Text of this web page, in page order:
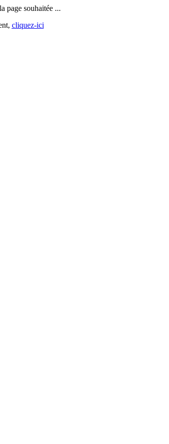
page souhaitée ...
cliquez-ici